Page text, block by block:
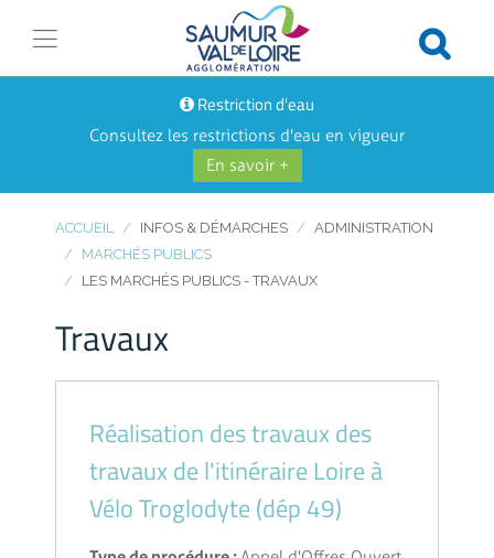
Restriction d'eau
Consultez les restrictions d'eau en vigueur
En savoir +
ACCUEIL INFOS & DÉMARCHES
ADMINISTRATION
MARCHÉS PUBLICS
LES MARCHÉS PUBLICS - TRAVAUX
Travaux
Réalisation des travaux des
travaux de l'itinéraire Loire à
Vélo Troglodyte (dép 49)